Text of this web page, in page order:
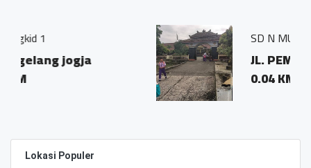
SD N MUNGKID 2
JL. PEMANDIAN BLABAK
0.04 KM
Lokasi Populer